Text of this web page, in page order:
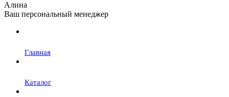
Алина
Ваш персональный менеджер
Главная
Каталог